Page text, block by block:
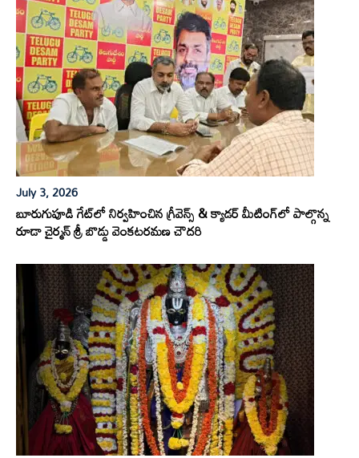
July 3, 2026
బూరుగుపూడి గేట్‌లో నిర్వహించిన గ్రీవెన్స్ & క్యాడర్ మీటింగ్‌లో పాల్గొన్న
రూడా చైర్మన్ శ్రీ బొడ్డు వెంకటరమణ చౌదరి